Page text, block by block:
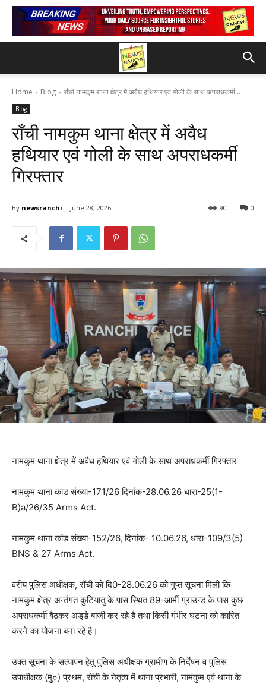
Home Blog राँची नामकुम थाना क्षेत्र में अवैध हथियार एवं गोली के साथ अपराधकर्मी...
Blog
राँची नामकुम थाना क्षेत्र में अवैध
हथियार एवं गोली के साथ अपराधकर्मी
गिरफ्तार
By newsranchi June 28, 2026 0
90
नामकुम थाना क्षेत्र में अवैध हथियार एवं गोली के साथ अपराधकर्मी गिरफ्तार
नामकुम थाना कांड संख्या-171/26 दिनांक-28.06.26 धारा-25(1-
B)a/26/35 Arms Act.
नामकुम थाना कांड संख्या-152/26, दिनांक- 10.06.26, धारा-109/3(5)
BNS & 27 Arms Act.
वरीय पुलिस अधीक्षक, रॉची को दि0-28.06.26 को गुप्त सूचना मिली कि
नामकुम क्षेत्र अर्न्तगत कुटियातु के पास स्थित 89-आर्मी ग्राउन्ड के पास कुछ
अपराधकर्मी बैठकर अड्‌डे बाजी कर रहे है तथा किसी गंभीर घटना को कारित
करने का योजना बना रहे है।
उक्त सूचना के सत्यापन हेतु पुलिस अधीक्षक ग्रामीण के निर्देषन व पुलिस
उपाधीक्षक (मु०) प्रथम, रॉची के नेतृत्व में थाना प्रभारी, नामकुम एवं थाना के